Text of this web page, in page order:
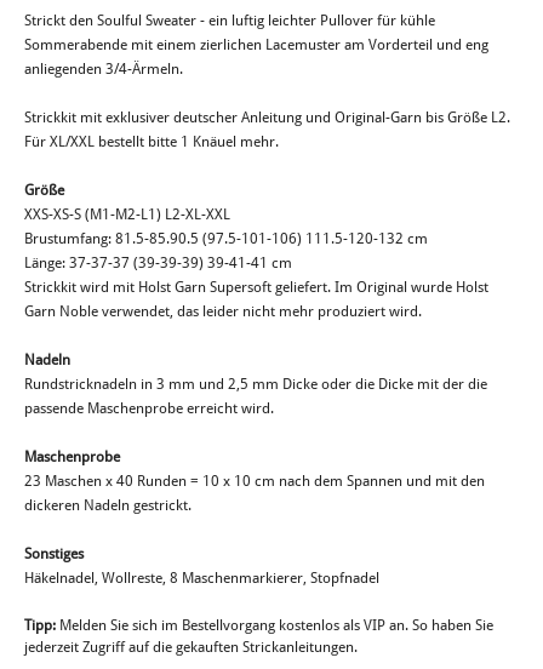
Strickt den Soulful Sweater - ein luftig leichter Pullover für kühle
Sommerabende mit einem zierlichen Lacemuster am Vorderteil und eng
anliegenden 3/4-Ärmeln.
Strickkit mit exklusiver deutscher Anleitung und Original-Garn bis Größe L2.
Für XL/XXL bestellt bitte 1 Knäuel mehr.
Größe
XXS-XS-S (M1-M2-L1) L2-XL-XXL
Brustumfang: 81.5-85.90.5 (97.5-101-106) 111.5-120-132 cm
Länge: 37-37-37 (39-39-39) 39-41-41 cm
Strickkit wird mit Holst Garn Supersoft geliefert. Im Original wurde Holst
Garn Noble verwendet, das leider nicht mehr produziert wird.
Nadeln
Rundstricknadeln in 3 mm und 2,5 mm Dicke oder die Dicke mit der die
passende Maschenprobe erreicht wird.
Maschenprobe
23 Maschen x 40 Runden = 10 x 10 cm nach dem Spannen und mit den
dickeren Nadeln gestrickt.
Sonstiges
Häkelnadel, Wollreste, 8 Maschenmarkierer, Stopfnadel
Tipp: Melden Sie sich im Bestellvorgang kostenlos als VIP an. So haben Sie
jederzeit Zugriff auf die gekauften Strickanleitungen.